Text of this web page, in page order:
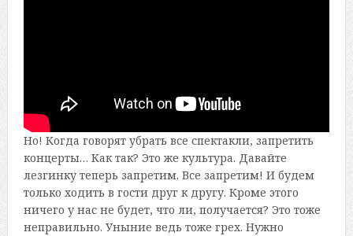
Но! Когда говорят убрать все спектакли, запретить
концерты… Как так? Это же культура. Давайте
лезгинку теперь запретим. Все запретим! И будем
только ходить в гости друг к другу. Кроме этого
ничего у нас не будет, что ли, получается? Это тоже
неправильно. Уныние ведь тоже грех. Нужно